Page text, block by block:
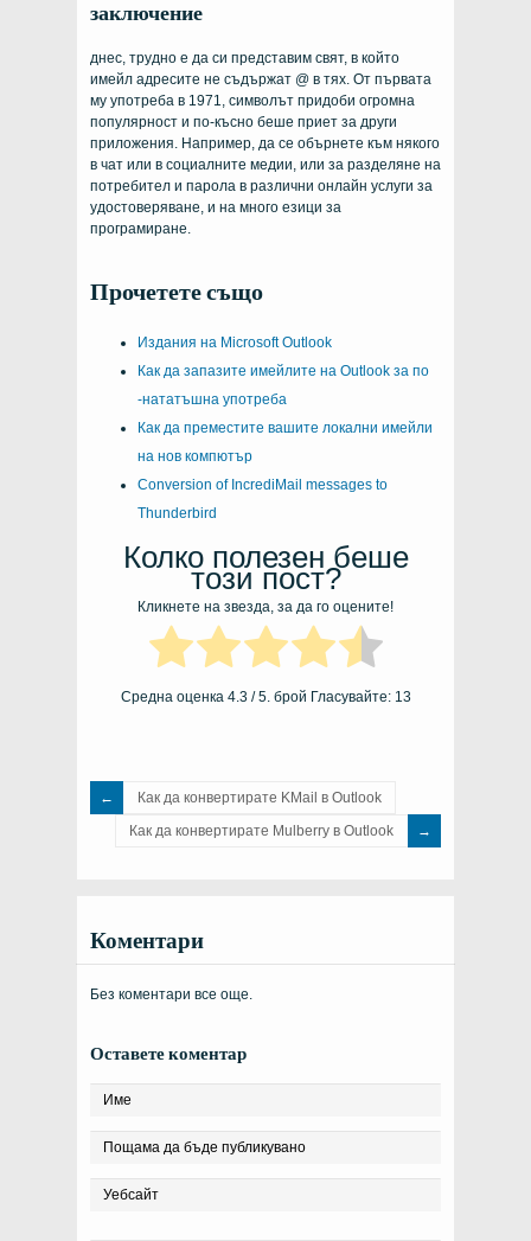
заключение
днес, трудно е да си представим свят, в който
имейл адресите не съдържат @ в тях. От първата
му употреба в 1971, символът придоби огромна
популярност и по-късно беше приет за други
приложения. Например, да се обърнете към някого
в чат или в социалните медии, или за разделяне на
потребител и парола в различни онлайн услуги за
удостоверяване, и на много езици за
програмиране.
Прочетете също
Издания на Microsoft Outlook
Как да запазите имейлите на Outlook за по
-нататъшна употреба
Как да преместите вашите локални имейли
на нов компютър
Conversion of IncrediMail messages to
Thunderbird
Колко полезен беше
този пост?
Кликнете на звезда, за да го оцените!
Средна оценка 4.3 / 5. брой Гласувайте: 13
Как да конвертирате KMail в Outlook
Как да конвертирате Mulberry в Outlook
Коментари
Без коментари все още.
Оставете коментар